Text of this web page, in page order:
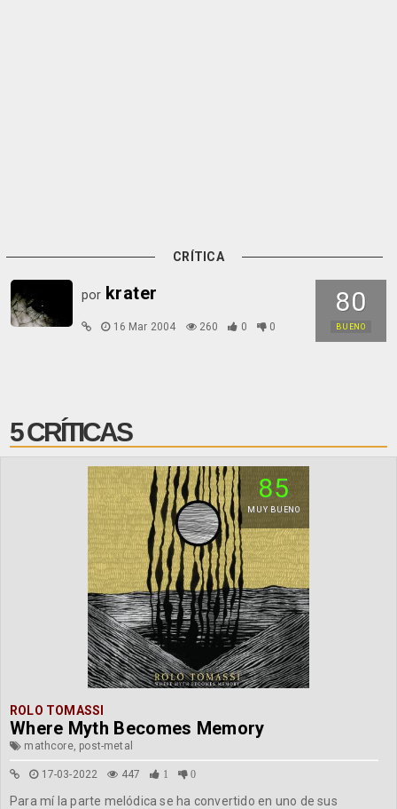
CRÍTICA
80
BUENO
por krater
16 Mar 2004 260 0 0
5 CRÍTICAS
85
MUY BUENO
ROLO TOMASSI
Where Myth Becomes Memory
mathcore, post-metal
17-03-2022 447 1 0
Para mí la parte melódica se ha convertido en uno de sus